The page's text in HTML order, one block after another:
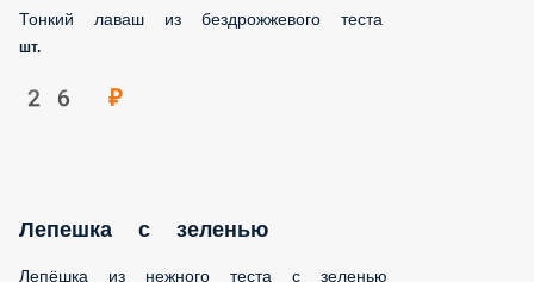
Тонкий лаваш из бездрожжевого теста
шт.
26 ₽
Лепешка с зеленью
Лепёшка из нежного теста с зеленью